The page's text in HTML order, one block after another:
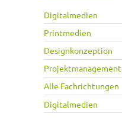
Digitalmedien
Printmedien
Designkonzeption
Projektmanagement
Alle Fachrichtungen
Digitalmedien